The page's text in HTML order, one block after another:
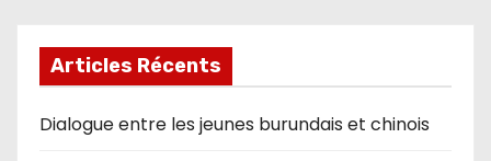
Articles Récents
Dialogue entre les jeunes burundais et chinois